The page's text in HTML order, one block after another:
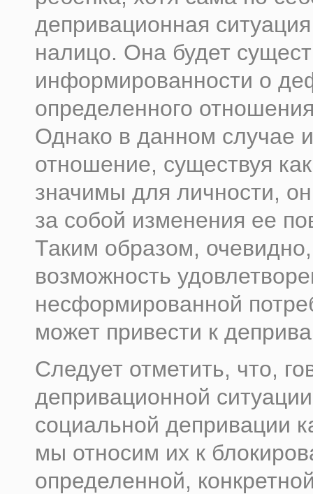
депривационная
налицо. Она будет
информированности о
определенного
Однако в данном случае
отношение, существуя
значимы для личности,
за собой изменения ее
Таким образом,
возможность
несформированной
может привести к
Следует отметить, что,
депривационной
социальной депривации
мы относим их к
определенной,